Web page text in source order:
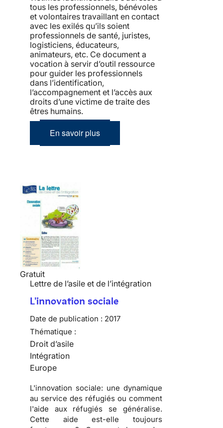
tous les professionnels, bénévoles
et volontaires travaillant en contact
avec les exilés qu’ils soient
professionnels de santé, juristes,
logisticiens, éducateurs,
animateurs, etc. Ce document a
vocation à servir d’outil ressource
pour guider les professionnels
dans l’identification,
l’accompagnement et l’accès aux
droits d’une victime de traite des
êtres humains.
En savoir plus
Gratuit
Lettre de l’asile et de l’intégration
L'innovation sociale
Date de publication : 2017
Thématique :
Droit d’asile
Intégration
Europe
L'innovation sociale: une dynamique
au service des réfugiés ou comment
l'aide aux réfugiés se généralise.
Cette aide est-elle toujours